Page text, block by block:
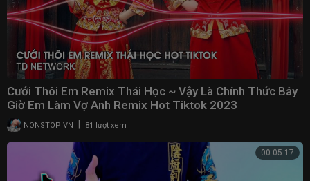
Cưới Thôi Em Remix Thái Học ~ Vậy Là Chính Thức Bây
Giờ Em Làm Vợ Anh Remix Hot Tiktok 2023
NONSTOP VN 81 lượt xem
00:05:17